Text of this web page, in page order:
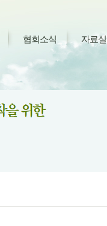
협회소식 자료실